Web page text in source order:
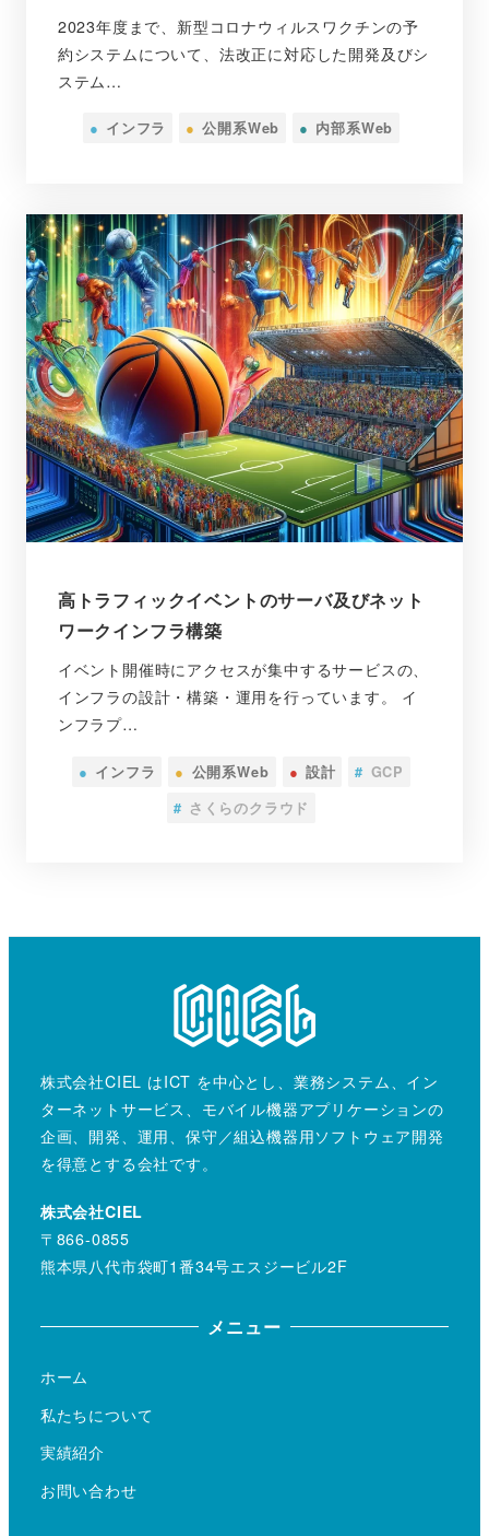
2023年度まで、新型コロナウィルスワクチンの予
約システムについて、法改正に対応した開発及びシ
ステム…
● インフラ ● 公開系Web ● 内部系Web
高トラフィックイベントのサーバ及びネット
ワークインフラ構築
イベント開催時にアクセスが集中するサービスの、
インフラの設計・構築・運用を行っています。 イ
ンフラプ…
● インフラ ● 公開系Web ● 設計 # GCP
# さくらのクラウド
株式会社CIEL はICT を中心とし、業務システム、イン
ターネットサービス、モバイル機器アプリケーションの
企画、開発、運用、保守／組込機器用ソフトウェア開発
を得意とする会社です。
株式会社CIEL
〒866-0855
熊本県八代市袋町1番34号エスジービル2F
メニュー
ホーム
私たちについて
実績紹介
お問い合わせ